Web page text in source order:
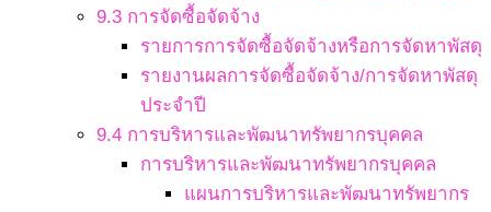
9.3 การจัดซื้อจัดจ้าง
รายการการจัดซื้อจัดจ้างหรือการจัดหาพัสดุ
รายงานผลการจัดซื้อจัดจ้าง/การจัดหาพัสดุ
ประจำปี
9.4 การบริหารและพัฒนาทรัพยากรบุคคล
การบริหารและพัฒนาทรัพยากรบุคคล
แผนการบริหารและพัฒนาทรัพยากร